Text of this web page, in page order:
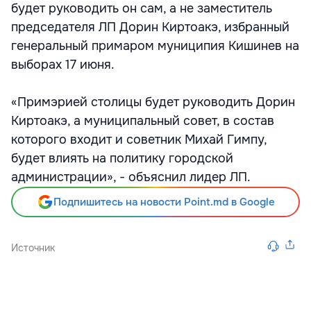
будет руководить он сам, а не заместитель
председателя ЛП Дорин Киртоакэ, избранный
генеральный примаром муниципия Кишинев на
выборах 17 июня.
«Примэрией столицы будет руководить Дорин
Киртоакэ, а муниципальный совет, в состав
которого входит и советник Михай Гимпу,
будет влиять на политику городской
администрации», - объяснил лидер ЛП.
Подпишитесь на новости Point.md в Google
Источник